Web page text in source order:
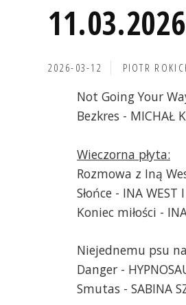
2026-03-12 PIOTR
Not Going Your
Bezkres - MICHAŁ
Wieczorna płyta:
Rozmowa z Iną
Słońce - INA WEST
Koniec miłości -
Niejednemu psu na
Danger -
Smutas - SABINA